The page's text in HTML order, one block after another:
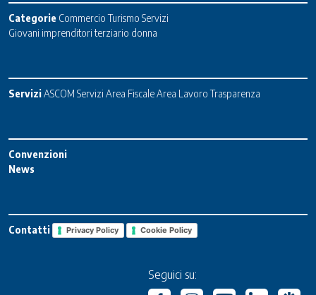
Categorie Commercio Turismo Servizi
Giovani imprenditori terziario donna
ServiziASCOM Servizi Area FiscaleArea Lavoro Trasparenza
Convenzioni
News
Contatti Privacy Policy Cookie Policy
Seguici su: